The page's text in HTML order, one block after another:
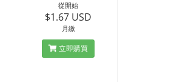
從開始
$1.67 USD
月繳
立即購買